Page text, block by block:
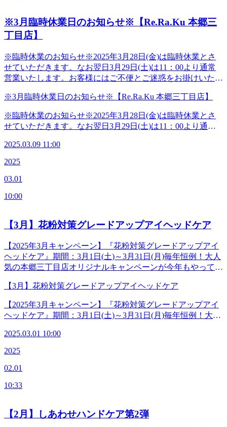
も便利です。◆―――――――◆―――――――◆
目店＜電話番号＞03-3830-0160＜住所＞〒113-0033東京都文
京区本郷2-27-17＜営業時間＞平日 12:00-21:00（最終受付
20:20)土日祝 11:00-20:00（最終受付19:20）＜アクセス＞
【東京メトロ丸の内線「本郷三丁目駅」本郷通り方面出口徒
歩2分】【都営地下鉄大江戸線「本郷三丁目駅」2番出口徒歩
3分】※御茶ノ水、湯島、水道橋、後楽園、春日、上野から
も便利です。◆―――――――◆―――――――◆
※3月臨時休業日のお知らせ※【Re.Ra.Ku 本郷三
丁目店】
※臨時休業のお知らせ※2025年3月28日(金)は臨時休業とさ
せていただきます。なお翌日3月29日(土)は11：00より通常
営業いたします。お客様にはご不便とご迷惑をお掛けいたし
◆―――――――◆―――――――◆【マッサージよりも気
持ちがいい！ 肩甲骨ストレッチ】Re.Ra.Ku 本郷三丁目店＜
電話番号＞03-3830-0160＜住所＞〒113-0033東京都文京区本
郷2-27-17＜営業時間＞平日 12:00-21:00（最終受付20:20)土
日祝 11:00-20:00（最終受付19:20）＜アクセス＞【東京メ
【都営地下鉄大江戸線「本郷三丁目駅」2番出口徒歩3分】※
す。◆―――――――◆―――――――◆
※3月臨時休業日のお知らせ※【Re.Ra.Ku 本郷三丁目店】
※臨時休業のお知らせ※2025年3月28日(金)は臨時休業とさ
せていただきます。なお翌日3月29日(土)は11：00より通常
ますが、ご了承くださいますようお願い申し上げます。
◆―――――――◆―――――――◆【マッサージよりも気
電話番号＞03-3830-0160＜住所＞〒113-0033東京都文京区本
日祝 11:00-20:00（最終受付19:20）＜アクセス＞【東京メ
【都営地下鉄大江戸線「本郷三丁目駅」2番出口徒歩3分】※
御茶ノ水、湯島、水道橋、後楽園、春日、上野からも便利で
す。◆―――――――◆―――――――◆
2025.03.09 11:00
2025
03.01
10:00
【3月】花粉対策グレードアップアイヘッドケア
【2025年3月キャンペーン】『花粉対策グレードアップアイ
ヘッドケア』期間：3月1日(土)～3月31日(月)毎年恒例！大人
気の本郷三丁目店オリジナルキャンペーンが今年もやってき
となくスッキリしない…とお困りではありませんか？こちら
のキャンペーンでは鼻通りをスッキリさせるアロマとホット
まくらを使いながら、目や頭、さらに耳の周りや首をじっく
りほぐすことによって深い呼吸とリラックスを促していきま
す。疲れやすいこの季節にピッタリのコースです！免疫力を
は2種から選べます】ユーカリ&amp;ペパーミント or ラベ
ンダー&amp;タイム&lt;限定！セットコース&gt;【100分コー
ス】腸内環境から免疫力をあげていきましょい！★『サター
ン』コース疲労撃退コース60分+おなかケア20分+花粉対策
リー』コースオイルフットケア30分+疲労撃退コース40分
【3月】花粉対策グレードアップアイヘッドケア
【2025年3月キャンペーン】『花粉対策グレードアップアイ
ヘッドケア』期間：3月1日(土)～3月31日(月)毎年恒例！大人
ました！季節の変わり目がツライ3月…最近体調も気分も何
となくスッキリしない…とお困りではありませんか？こちら
まくらを使いながら、目や頭、さらに耳の周りや首をじっく
す。疲れやすいこの季節にピッタリのコースです！免疫力を
は2種から選べます】ユーカリ&amp;ペパーミント or ラベ
ンダー&amp;タイム&lt;限定！セットコース&gt;【100分コー
2025.03.01 10:00
2025
02.01
10:33
【2月】しあわせハンドケア第2弾